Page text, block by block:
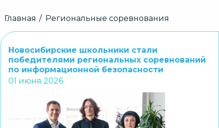
Строка
Главная Региональные соревнования
Новосибирские школьники стали
победителями региональных соревнований
по информационной безопасности
01 июня 2026